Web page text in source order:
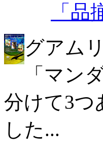
「
グアム
「マン
分けて3つ
した...